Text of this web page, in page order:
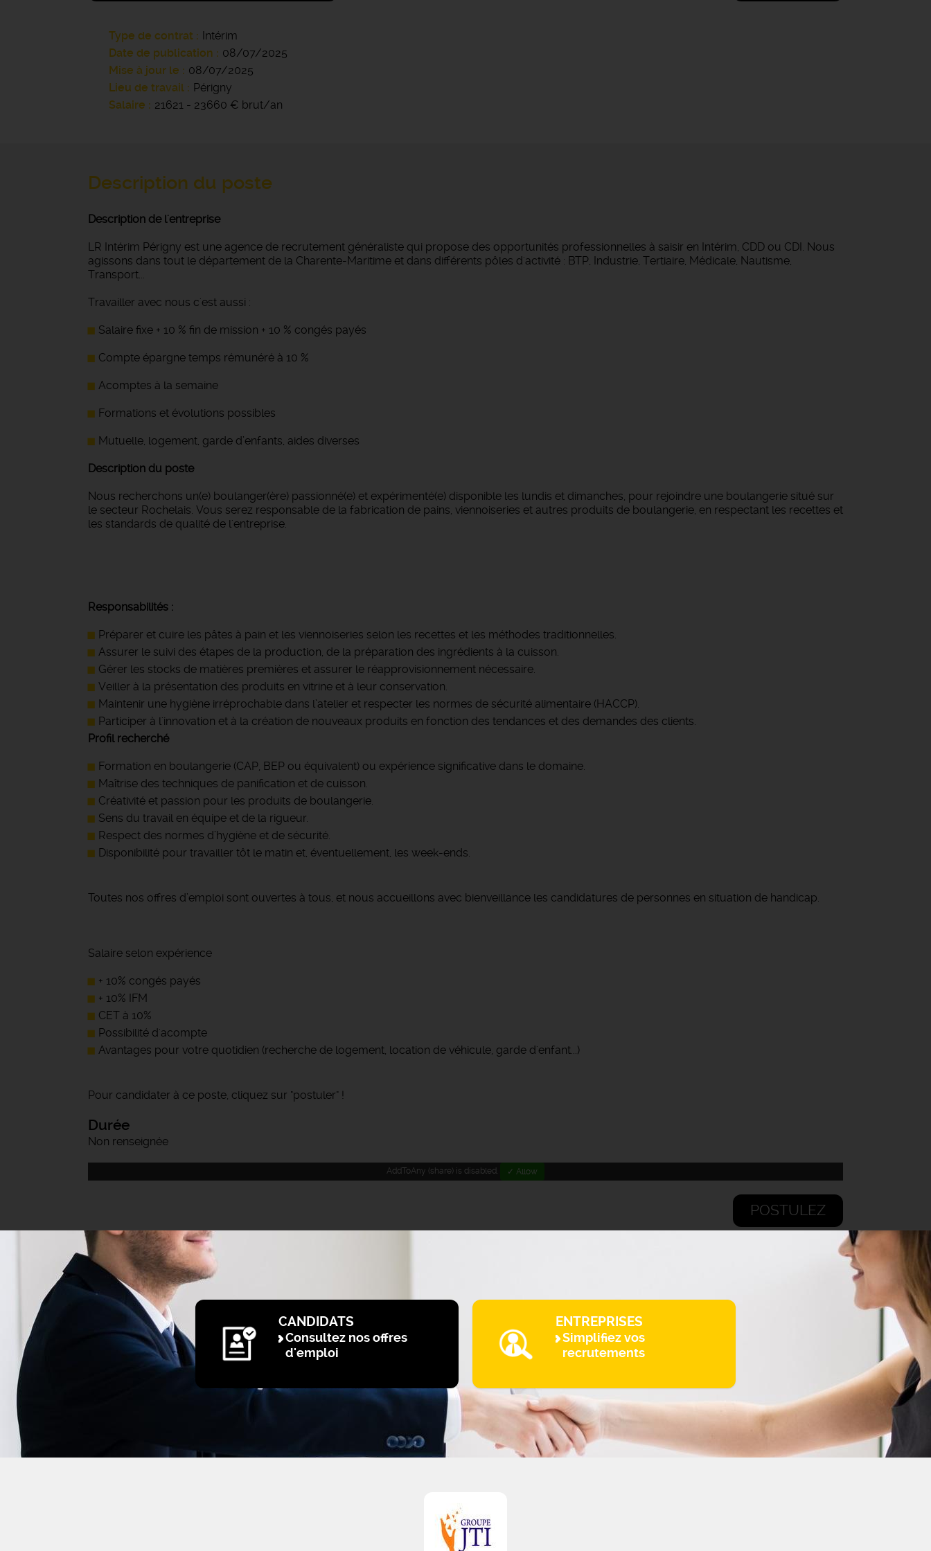
Type de contrat
Intérim
Date de publication
08/07/2025
Mise à jour le
08/07/2025
Lieu de travail
Périgny
Salaire
21621 - 23660 € brut/an
Description du poste
Description de l'entreprise
LR Intérim Périgny est une agence de recrutement généraliste qui propose des opportunités professionnelles à saisir en Intérim, CDD ou CDI. Nous
agissons dans tout le département de la Charente-Maritime et dans différents pôles d'activité : BTP, Industrie, Tertiaire, Médicale, Nautisme,
Transport...
Travailler avec nous c'est aussi :
Salaire fixe + 10 % fin de mission + 10 % congés payés
Compte épargne temps rémunéré à 10 %
Acomptes à la semaine
Formations et évolutions possibles
Mutuelle, logement, garde d’enfants, aides diverses
Description du poste
Nous recherchons un(e) boulanger(ère) passionné(e) et expérimenté(e) disponible les lundis et dimanches, pour rejoindre une boulangerie situé sur
le secteur Rochelais. Vous serez responsable de la fabrication de pains, viennoiseries et autres produits de boulangerie, en respectant les recettes et
les standards de qualité de l'entreprise.
Responsabilités :
Préparer et cuire les pâtes à pain et les viennoiseries selon les recettes et les méthodes traditionnelles.
Assurer le suivi des étapes de la production, de la préparation des ingrédients à la cuisson.
Gérer les stocks de matières premières et assurer le réapprovisionnement nécessaire.
Veiller à la présentation des produits en vitrine et à leur conservation.
Maintenir une hygiène irréprochable dans l’atelier et respecter les normes de sécurité alimentaire (HACCP).
Participer à l'innovation et à la création de nouveaux produits en fonction des tendances et des demandes des clients.
Profil recherché
Formation en boulangerie (CAP, BEP ou équivalent) ou expérience significative dans le domaine.
Maîtrise des techniques de panification et de cuisson.
Créativité et passion pour les produits de boulangerie.
Sens du travail en équipe et de la rigueur.
Respect des normes d’hygiène et de sécurité.
Disponibilité pour travailler tôt le matin et, éventuellement, les week-ends.
Toutes nos offres d’emploi sont ouvertes à tous, et nous accueillons avec bienveillance les candidatures de personnes en situation de handicap.
Salaire selon expérience
+ 10% congés payés
+ 10% IFM
CET à 10%
Possibilité d'acompte
Avantages pour votre quotidien (recherche de logement, location de véhicule, garde d'enfant...)
Pour candidater à ce poste, cliquez sur "postuler" !
Durée
Non renseignée
AddToAny (share) is disabled. ✓ Allow
POSTULEZ
CANDIDATS
Consultez nos offres
d'emploi
ENTREPRISES
Simplifiez vos
recrutements